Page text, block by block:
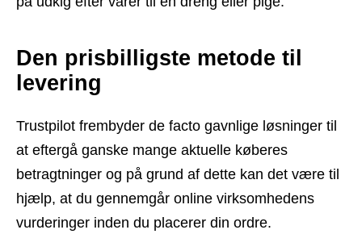
Den prisbilligste metode til
levering
Trustpilot frembyder de facto gavnlige løsninger til
at eftergå ganske mange aktuelle køberes
betragtninger og på grund af dette kan det være til
hjælp, at du gennemgår online virksomhedens
vurderinger inden du placerer din ordre.